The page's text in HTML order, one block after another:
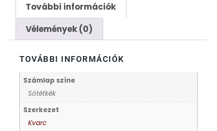
További információk
Vélemények (0)
TOVÁBBI INFORMÁCIÓK
Számlap színe
Sötétkék
Szerkezet
Kvarc
FREELOOK
GUESS KARÓRÁK
HÁLÓZATI ÓRÁK
HOLLÓHÁZI PORCELÁN
ICE WATCH